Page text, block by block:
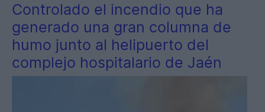
Controlado el incendio que ha
generado una gran columna de
humo junto al helipuerto del
complejo hospitalario de Jaén